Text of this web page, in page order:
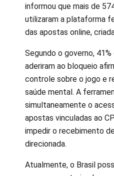
informou que mais de
utilizaram a plataforma
das apostas online,
Segundo o governo,
aderiram ao bloqueio
controle sobre o jogo e
saúde mental. A
simultaneamente o
apostas vinculadas ao
impedir o recebimento
direcionada.
Atualmente, o Brasil